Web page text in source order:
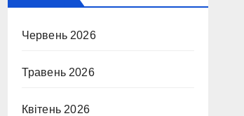
Червень 2026
Травень 2026
Квітень 2026